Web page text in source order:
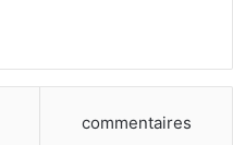
commentaires